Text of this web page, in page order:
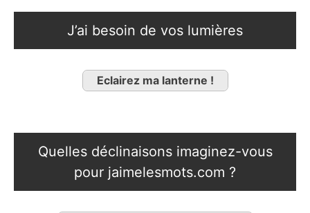
J’ai besoin de vos lumières
Eclairez ma lanterne !
Quelles déclinaisons imaginez-vous
pour jaimelesmots.com ?